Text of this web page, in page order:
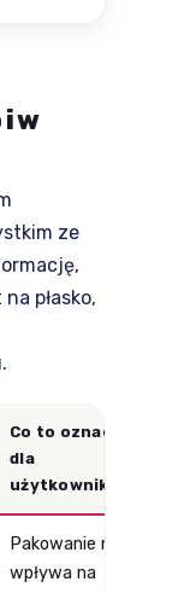
w
ze
płasko,
Co to oznacza
dla
użytkownika
Pakowanie nie
wpływa na